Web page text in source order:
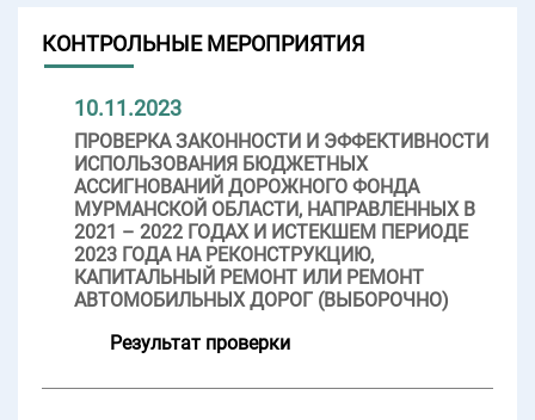
КОНТРОЛЬНЫЕ МЕРОПРИЯТИЯ
10.11.2023
ПРОВЕРКА ЗАКОННОСТИ И ЭФФЕКТИВНОСТИ
ИСПОЛЬЗОВАНИЯ БЮДЖЕТНЫХ
АССИГНОВАНИЙ ДОРОЖНОГО ФОНДА
МУРМАНСКОЙ ОБЛАСТИ, НАПРАВЛЕННЫХ В
2021 – 2022 ГОДАХ И ИСТЕКШЕМ ПЕРИОДЕ
2023 ГОДА НА РЕКОНСТРУКЦИЮ,
КАПИТАЛЬНЫЙ РЕМОНТ ИЛИ РЕМОНТ
АВТОМОБИЛЬНЫХ ДОРОГ (ВЫБОРОЧНО)
Результат проверки